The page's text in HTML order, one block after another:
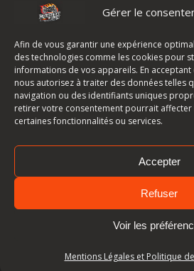
Gérer le
Afin de vous garantir une expérience
des technologies comme les cookies pour
informations de vos appareils. En
nous autorisez à traiter des données telles
navigation ou des identifiants uniques
retirer votre consentement pourrait
certaines fonctionnalités ou services.
Accepter
Refuser
Voir les
Mentions Légales et Politique
décembre 2024
novembre 2024
octobre 2024
septembre 2020
Categories
Location
Motard
Mentions légales et politique de
Copyright © 2026 | Thème